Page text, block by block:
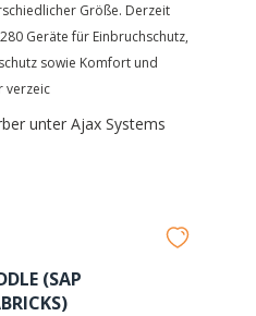
Größe. Derzeit
Geräte für Einbruchschutz,
sowie Komfort und
verzeic
unter Ajax Systems
(SAP